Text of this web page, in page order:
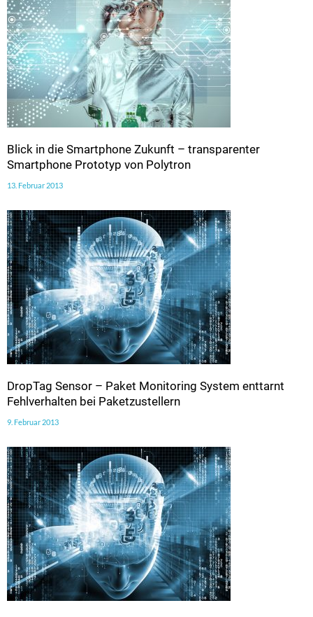
Blick in die Smartphone Zukunft – transparenter
Smartphone Prototyp von Polytron
13. Februar 2013
DropTag Sensor – Paket Monitoring System enttarnt
Fehlverhalten bei Paketzustellern
9. Februar 2013